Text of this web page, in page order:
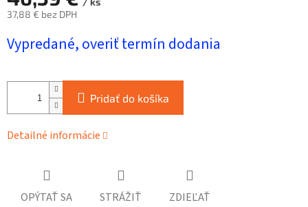
37,88 € bez DPH
cena:
Vypredané, overiť termín dodania
Pridať do košíka
Detailné informácie
OPÝTAŤ SA STRÁŽIŤ ZDIEĽAŤ